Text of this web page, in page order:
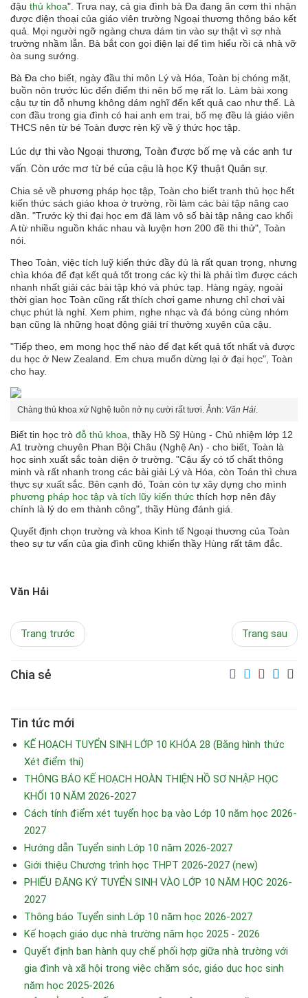
đậu thủ khoa". Trưa nay, cả gia đình bà Đa đang ăn cơm thì nhận
được điện thoại của giáo viên trường Ngoại thương thông báo kết
quả. Mọi người ngỡ ngàng chưa dám tin vào sự thật vì sợ nhà
trường nhầm lẫn. Bà bắt con gọi điện lại để tìm hiểu rồi cả nhà vỡ
òa sung sướng.
Bà Đa cho biết, ngày đầu thi môn Lý và Hóa, Toàn bị chóng mặt,
buồn nôn trước lúc đến điểm thi nên bố mẹ rất lo. Làm bài xong
cậu tự tin đỗ nhưng không dám nghĩ đến kết quả cao như thế. Là
con đầu trong gia đình có hai anh em trai, bố mẹ đều là giáo viên
THCS nên từ bé Toàn được rèn kỹ về ý thức học tập.
Lúc dự thi vào Ngoại thương, Toàn được bố mẹ và các anh tư
vấn. Còn ước mơ từ bé của cậu là học Kỹ thuật Quân sự.
Chia sẻ về phương pháp học tập, Toàn cho biết tranh thủ học hết
kiến thức sách giáo khoa ở trường, rồi làm các bài tập nâng cao
dần. "Trước kỳ thi đại học em đã làm vô số bài tập nâng cao khối
A từ nhiều nguồn khác nhau và luyện hơn 200 đề thi thử", Toàn
nói.
Theo Toàn, việc tích luỹ kiến thức đầy đủ là rất quan trọng, nhưng
chìa khóa để đạt kết quả tốt trong các kỳ thi là phải tìm được cách
nhanh nhất giải các bài tập khó và phức tạp. Hàng ngày, ngoài
thời gian học Toàn cũng rất thích chơi game nhưng chỉ chơi vài
chục phút là nghỉ. Xem phim, nghe nhạc và đá bóng cùng nhóm
bạn cũng là những hoạt động giải trí thường xuyên của cậu.
"Tiếp theo, em mong học thế nào để đạt kết quả tốt nhất và được
du học ở New Zealand. Em chưa muốn dừng lại ở đại học", Toàn
cho hay.
Chàng thủ khoa xứ Nghệ luôn nở nụ cười rất tươi. Ảnh: Văn Hải.
Biết tin học trò đỗ thủ khoa , thầy Hồ Sỹ Hùng - Chủ nhiệm lớp 12
A1 trường chuyên Phan Bội Châu (Nghệ An) - cho biết, Toàn là
học sinh xuất sắc toàn diện ở trường. "Cậu ấy có tố chất thông
minh và rất nhanh trong các bài giải Lý và Hóa, còn Toán thì chưa
thực sự xuất sắc. Bên cạnh đó, Toàn còn tự xây dựng cho mình
phương pháp học tập và tích lũy kiến thức thích hợp nên đây
chính là lý do em thành công", thầy Hùng đánh giá.
Quyết định chọn trường và khoa Kinh tế Ngoại thương của Toàn
theo sự tư vấn của gia đình cũng khiến thầy Hùng rất tâm đắc.
Văn Hải
Trang trước Trang sau
Chia sẻ
Tin tức mới
KẾ HOẠCH TUYỂN SINH LỚP 10 KHÓA 28 (Bằng hình thức
Xét điểm thi)
THÔNG BÁO KẾ HOẠCH HOÀN THIỆN HỒ SƠ NHẬP HỌC
KHỐI 10 NĂM 2026-2027
Cách tính điểm xét tuyển học bạ vào Lớp 10 năm học 2026-
2027
Hướng dẫn Tuyển sinh Lớp 10 năm 2026-2027
Giới thiệu Chương trình học THPT 2026-2027 (new)
PHIẾU ĐĂNG KÝ TUYỂN SINH VÀO LỚP 10 NĂM HỌC 2026-
2027
Thông báo Tuyển sinh Lớp 10 năm học 2026-2027
Kế hoạch giáo dục nhà trường năm học 2025 - 2026
Quyết định ban hành quy chế phối hợp giữa nhà trường với
gia đình và xã hội trong việc chăm sóc, giáo dục học sinh
năm học 2025-2026